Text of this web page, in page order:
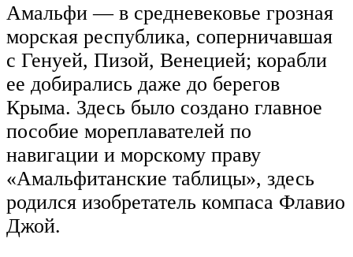
Амальфи — в средневековье грозная
морская республика, соперничавшая
с Генуей, Пизой, Венецией; корабли
ее добирались даже до берегов
Крыма. Здесь было создано главное
пособие мореплавателей по
навигации и морскому праву
«Амальфитанские таблицы», здесь
родился изобретатель компаса Флавио
Джой.